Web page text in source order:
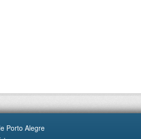
Porto Alegre